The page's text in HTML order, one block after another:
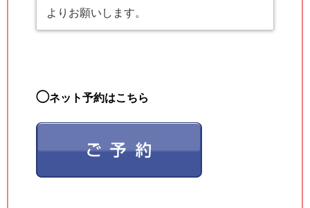
よりお願いします。
◯ネット予約はこちら